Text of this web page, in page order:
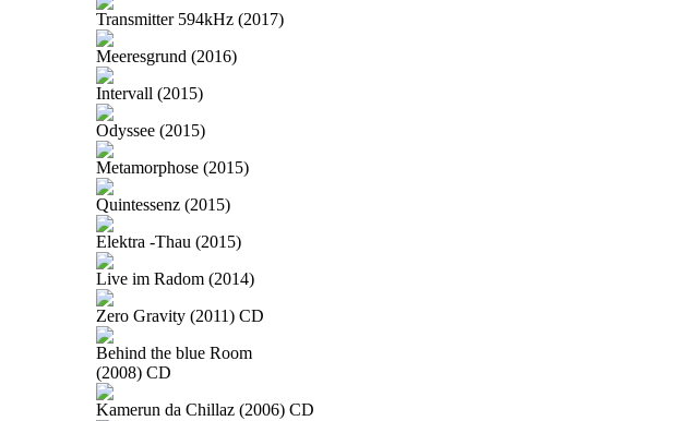
Transmitter 594kHz (2017)
Meeresgrund (2016)
Intervall (2015)
Odyssee (2015)
Metamorphose (2015)
Quintessenz (2015)
Elektra -Thau (2015)
Live im Radom (2014)
Zero Gravity (2011) CD
Behind the blue Room
(2008) CD
Kamerun da Chillaz (2006) CD